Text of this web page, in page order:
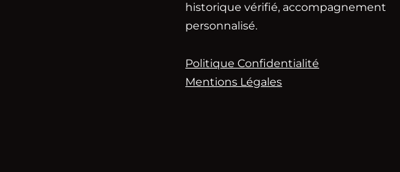
historique vérifié, accompagnement
personnalisé.
Politique Confidentialité
Mentions Légales